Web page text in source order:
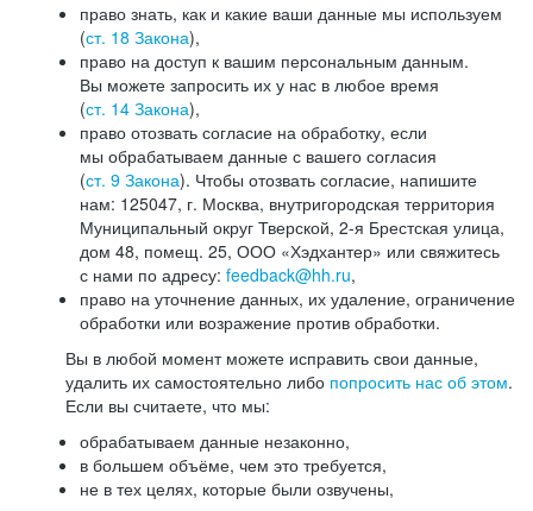
право знать, как и какие ваши данные мы используем
(ст. 18 Закона),
право на доступ к вашим персональным данным.
Вы можете запросить их у нас в любое время
(ст. 14 Закона),
право отозвать согласие на обработку, если
мы обрабатываем данные с вашего согласия
(ст. 9 Закона). Чтобы отозвать согласие, напишите
нам: 125047, г. Москва, внутригородская территория
Муниципальный округ Тверской, 2-я Брестская улица,
дом 48, помещ. 25, ООО «Хэдхантер» или свяжитесь
с нами по адресу: feedback@hh.ru,
право на уточнение данных, их удаление, ограничение
обработки или возражение против обработки.
Вы в любой момент можете исправить свои данные,
удалить их самостоятельно либо попросить нас об этом.
Если вы считаете, что мы:
обрабатываем данные незаконно,
в большем объёме, чем это требуется,
не в тех целях, которые были озвучены,